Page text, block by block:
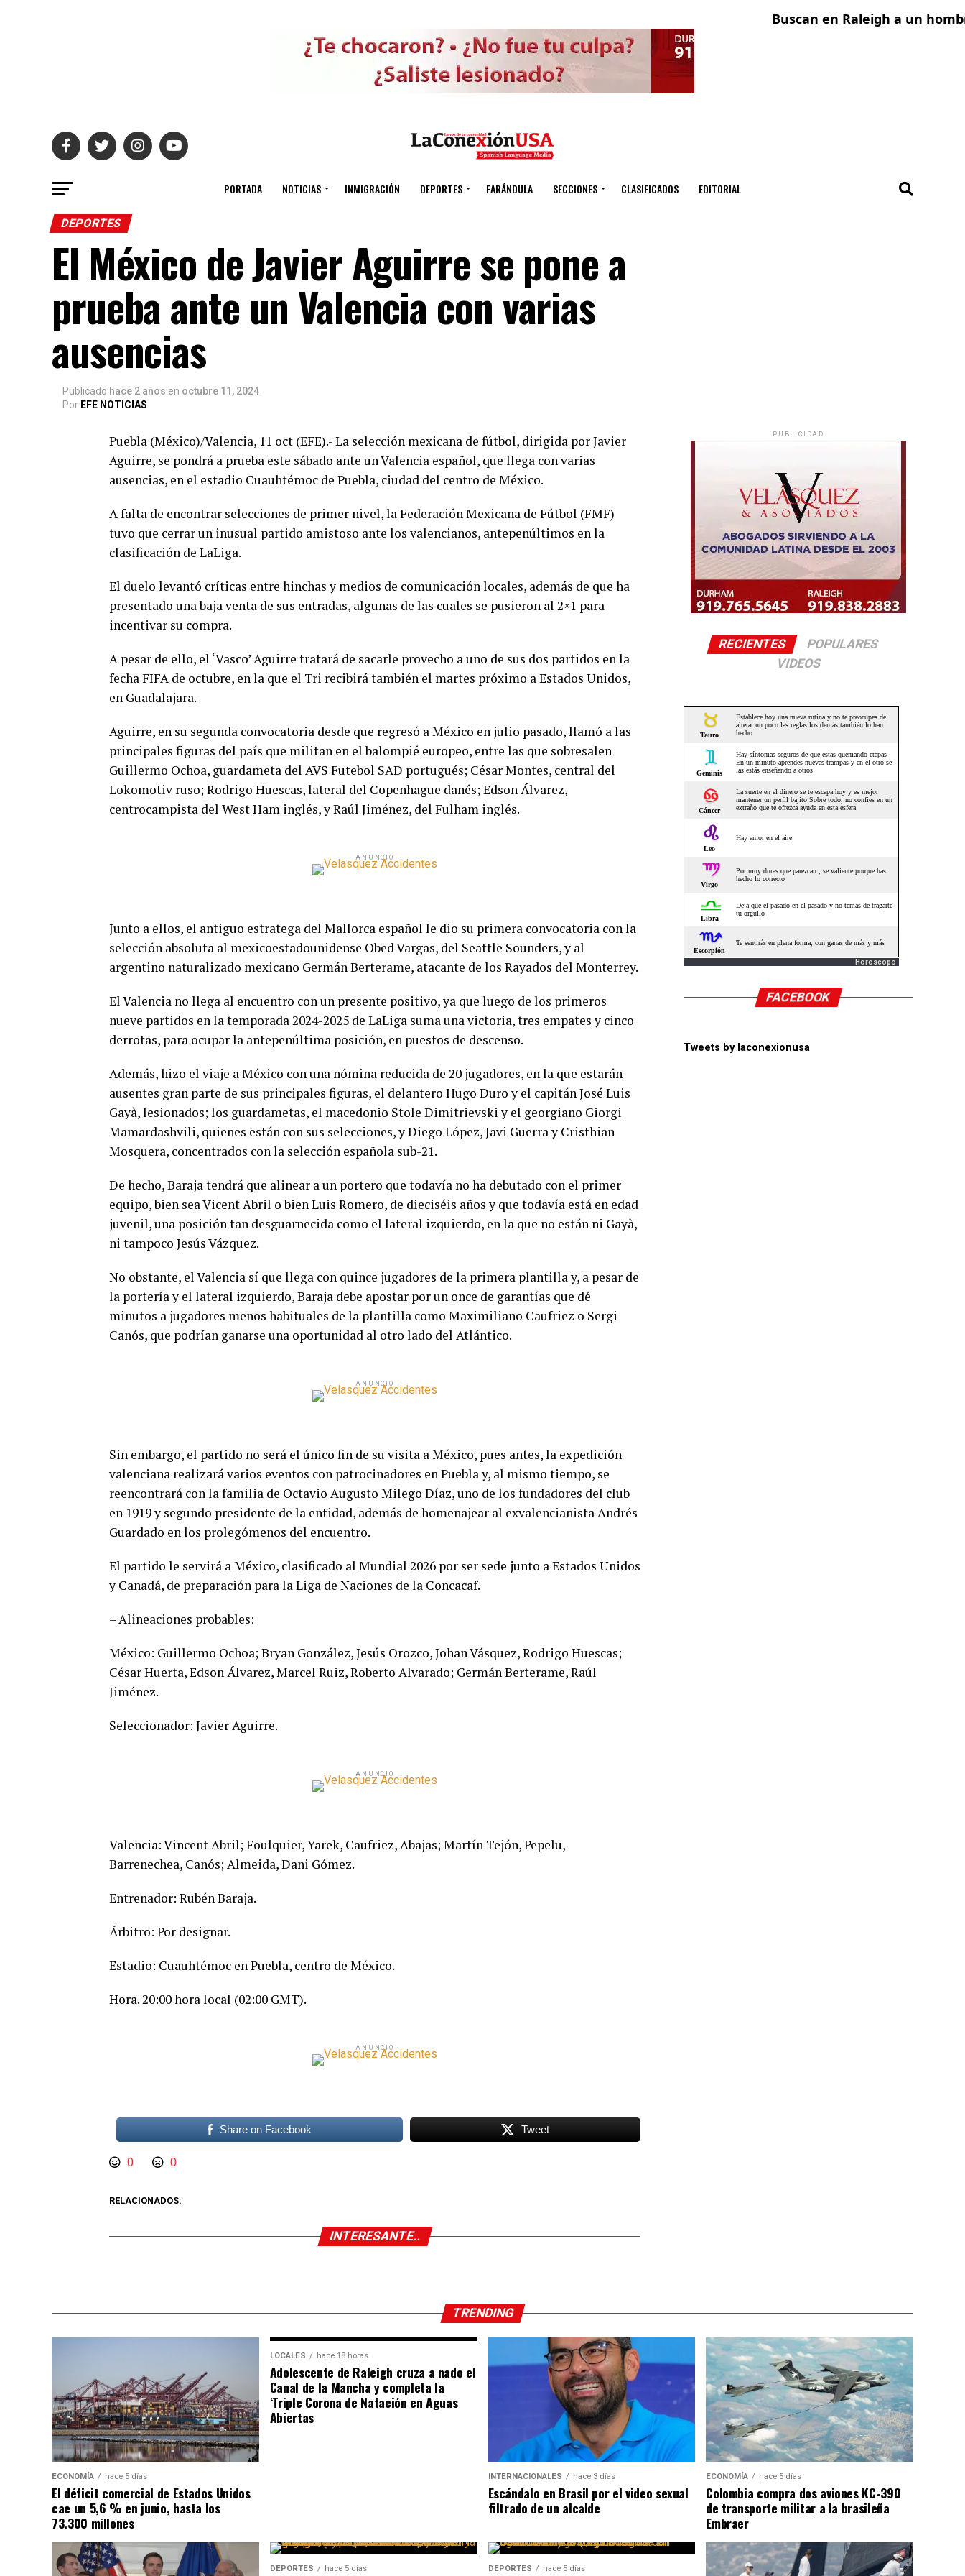
Buscan en Raleigh a un hombre
PORTADA NOTICIAS INMIGRACIÓN DEPORTES FARÁNDULA SECCIONES CLASIFICADOS EDITORIAL
DEPORTES
El México de Javier Aguirre se pone a
prueba ante un Valencia con varias
ausencias
Publicado hace 2 años en octubre 11, 2024
Por EFE NOTICIAS
Puebla (México)/Valencia, 11 oct (EFE).- La selección mexicana de fútbol, dirigida por Javier
Aguirre, se pondrá a prueba este sábado ante un Valencia español, que llega con varias
ausencias, en el estadio Cuauhtémoc de Puebla, ciudad del centro de México.
A falta de encontrar selecciones de primer nivel, la Federación Mexicana de Fútbol (FMF)
tuvo que cerrar un inusual partido amistoso ante los valencianos, antepenúltimos en la
clasificación de LaLiga.
El duelo levantó críticas entre hinchas y medios de comunicación locales, además de que ha
presentado una baja venta de sus entradas, algunas de las cuales se pusieron al 2×1 para
incentivar su compra.
A pesar de ello, el ‘Vasco’ Aguirre tratará de sacarle provecho a uno de sus dos partidos en la
fecha FIFA de octubre, en la que el Tri recibirá también el martes próximo a Estados Unidos,
en Guadalajara.
Aguirre, en su segunda convocatoria desde que regresó a México en julio pasado, llamó a las
principales figuras del país que militan en el balompié europeo, entre las que sobresalen
Guillermo Ochoa, guardameta del AVS Futebol SAD portugués; César Montes, central del
Lokomotiv ruso; Rodrigo Huescas, lateral del Copenhague danés; Edson Álvarez,
centrocampista del West Ham inglés, y Raúl Jiménez, del Fulham inglés.
ANUNCIO
Junto a ellos, el antiguo estratega del Mallorca español le dio su primera convocatoria con la
selección absoluta al mexicoestadounidense Obed Vargas, del Seattle Sounders, y al
argentino naturalizado mexicano Germán Berterame, atacante de los Rayados del Monterrey.
El Valencia no llega al encuentro con un presente positivo, ya que luego de los primeros
nueve partidos en la temporada 2024-2025 de LaLiga suma una victoria, tres empates y cinco
derrotas, para ocupar la antepenúltima posición, en puestos de descenso.
Además, hizo el viaje a México con una nómina reducida de 20 jugadores, en la que estarán
ausentes gran parte de sus principales figuras, el delantero Hugo Duro y el capitán José Luis
Gayà, lesionados; los guardametas, el macedonio Stole Dimitrievski y el georgiano Giorgi
Mamardashvili, quienes están con sus selecciones, y Diego López, Javi Guerra y Cristhian
Mosquera, concentrados con la selección española sub-21.
De hecho, Baraja tendrá que alinear a un portero que todavía no ha debutado con el primer
equipo, bien sea Vicent Abril o bien Luis Romero, de dieciséis años y que todavía está en edad
juvenil, una posición tan desguarnecida como el lateral izquierdo, en la que no están ni Gayà,
ni tampoco Jesús Vázquez.
No obstante, el Valencia sí que llega con quince jugadores de la primera plantilla y, a pesar de
la portería y el lateral izquierdo, Baraja debe apostar por un once de garantías que dé
minutos a jugadores menos habituales de la plantilla como Maximiliano Caufriez o Sergi
Canós, que podrían ganarse una oportunidad al otro lado del Atlántico.
ANUNCIO
Sin embargo, el partido no será el único fin de su visita a México, pues antes, la expedición
valenciana realizará varios eventos con patrocinadores en Puebla y, al mismo tiempo, se
reencontrará con la familia de Octavio Augusto Milego Díaz, uno de los fundadores del club
en 1919 y segundo presidente de la entidad, además de homenajear al exvalencianista Andrés
Guardado en los prolegómenos del encuentro.
El partido le servirá a México, clasificado al Mundial 2026 por ser sede junto a Estados Unidos
y Canadá, de preparación para la Liga de Naciones de la Concacaf.
– Alineaciones probables:
México: Guillermo Ochoa; Bryan González, Jesús Orozco, Johan Vásquez, Rodrigo Huescas;
César Huerta, Edson Álvarez, Marcel Ruiz, Roberto Alvarado; Germán Berterame, Raúl
Jiménez.
Seleccionador: Javier Aguirre.
ANUNCIO
Valencia: Vincent Abril; Foulquier, Yarek, Caufriez, Abajas; Martín Tejón, Pepelu,
Barrenechea, Canós; Almeida, Dani Gómez.
Entrenador: Rubén Baraja.
Árbitro: Por designar.
Estadio: Cuauhtémoc en Puebla, centro de México.
Hora. 20:00 hora local (02:00 GMT).
ANUNCIO
Share on Facebook Tweet
0 0
RELACIONADOS:
INTERESANTE..
PUBLICIDAD
RECIENTES
POPULARES
VIDEOS
Horoscopo
FACEBOOK
Tweets by laconexionusa
TRENDING
ECONOMÍA hace 5 días
El déficit comercial de Estados Unidos
cae un 5,6 % en junio, hasta los
73.300 millones
LOCALES hace 18 horas
Adolescente de Raleigh cruza a nado el
Canal de la Mancha y completa la
‘Triple Corona de Natación en Aguas
Abiertas
INTERNACIONALES hace 3 días
Escándalo en Brasil por el video sexual
filtrado de un alcalde
ECONOMÍA hace 5 días
Colombia compra dos aviones KC-390
de transporte militar a la brasileña
Embraer
DEPORTES hace 5 días DEPORTES hace 5 días